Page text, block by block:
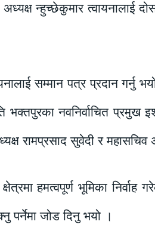
न्हुच्छेकुमार त्वायनालाई
सम्मान पत्र प्रदान
नवनिर्वाचित प्रमुख
रामप्रसाद सुवेदी र महासचिव
हमत्वपूर्ण भूमिका निर्वाह
पर्नेमा जोड दिनु भयो ।